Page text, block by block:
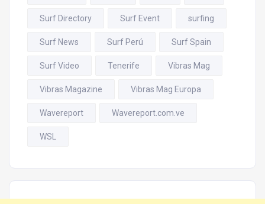
Surf Directory Surf Event surfing
Surf News Surf Perú Surf Spain
Surf Video Tenerife Vibras Mag
Vibras Magazine Vibras Mag Europa
Wavereport Wavereport.com.ve
WSL